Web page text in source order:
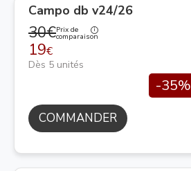
Campo db v24/26
30€Prix de
comparaison
19€
Dès 5 unités
-35%
COMMANDER